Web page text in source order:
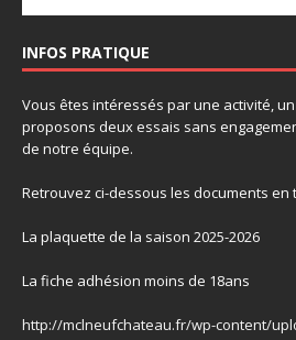
INFOS PRATIQUE
Vous êtes intéressés par une activité,
proposons deux essais sans
de notre équipe.
Retrouvez ci-dessous les documents en
La plaquette de la saison 2025-2026
La fiche adhésion moins de 18ans
http://mclneufchateau.fr/wp-content/